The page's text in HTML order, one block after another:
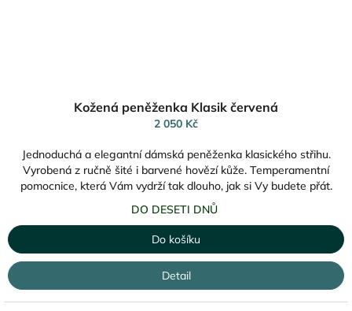
Kožená peněženka Klasik červená
2 050 Kč
Jednoduchá a elegantní dámská peněženka klasického střihu.
Vyrobená z ručně šité i barvené hovězí kůže. Temperamentní
pomocnice, která Vám vydrží tak dlouho, jak si Vy budete přát.
DO DESETI DNŮ
Do košíku
Detail